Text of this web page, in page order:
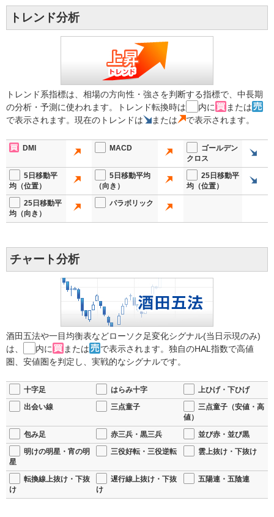
トレンド分析
トレンド系指標は、相場の方向性・強さを判断する指標で、中長期
の分析・予測に使われます。トレンド転換時は
内に
または
で表示されます。現在のトレンドは
または で表示されます。
DMI MACD
ゴールデン
クロス
5日移動平
均（位置）
5日移動平均
（向き）
25日移動平
均（位置）
25日移動平
均（向き）
パラボリック
チャート分析
酒田五法や一目均衡表などローソク足変化シグナル(当日示現のみ)
は、
内に または
で表示されます。独自のHAL指数で高値
圏、安値圏を判定し、実戦的なシグナルです。
十字足 はらみ十字
上ひげ・下ひげ
出会い線
三点童子
三点童子（安値・高
値）
包み足
赤三兵・黒三兵
並び赤・並び黒
明けの明星・宵の明
星
三役好転・三役逆転 雲上抜け・下抜け
転換線上抜け・下抜
け
遅行線上抜け・下抜
け
五陽連・五陰連